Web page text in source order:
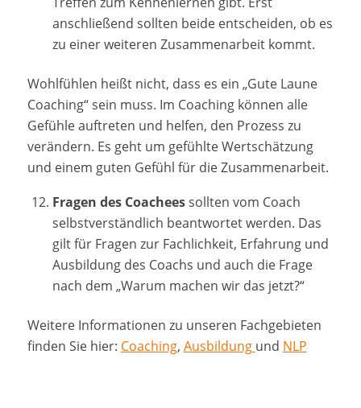
anschließend sollten beide entscheiden, ob es
zu einer weiteren Zusammenarbeit kommt.
Wohlfühlen heißt nicht, dass es ein „Gute Laune
Coaching“ sein muss. Im Coaching können alle
Gefühle auftreten und helfen, den Prozess zu
verändern. Es geht um gefühlte Wertschätzung
und einem guten Gefühl für die Zusammenarbeit.
Fragen des Coacheessollten vom Coach
selbstverständlich beantwortet werden. Das
gilt für Fragen zur Fachlichkeit, Erfahrung und
Ausbildung des Coachs und auch die Frage
nach dem „Warum machen wir das jetzt?“
Weitere Informationen zu unseren Fachgebieten
finden Sie hier: Coaching, Ausbildung und NLP